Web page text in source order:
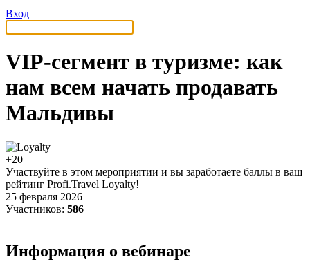
Вход
VIP-сегмент в туризме: как
нам всем начать продавать
Мальдивы
+20
Участвуйте в этом мероприятии и вы заработаете баллы в ваш
рейтинг Profi.Travel Loyalty!
25 февраля 2026
Участников: 586
Информация о вебинаре